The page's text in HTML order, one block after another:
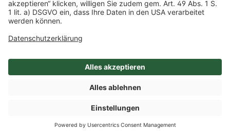
SHOP
Impressum Datenschutz
AGB
Cookie-Einstellungen
Compliance